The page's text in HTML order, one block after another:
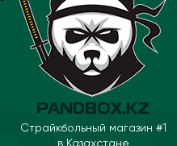
PANDBOX.KZ
Страйкбольный магазин #1
в Казахстане